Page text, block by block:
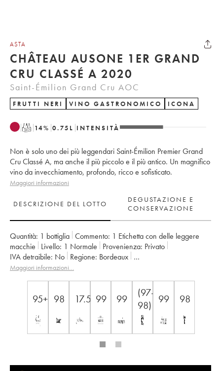
ASTA
CHÂTEAU AUSONE 1ER GRAND
CRU CLASSÉ A 2020
Saint-Émilion Grand Cru AOC
FRUTTI NERI VINO GASTRONOMICO ICONA
T 14% 0.75 L INTENSITÀ
Non è solo uno dei più leggendari Saint-Émilion Premier Grand
Cru Classé A, ma anche il più piccolo e il più antico. Un magnifico
vino da invecchiamento, profondo, ricco e sofisticato.
Maggiori informazioni
DESCRIZIONE DEL LOTTO
DEGUSTAZIONE E
CONSERVAZIONE
Quantità: 1 bottiglia Commento: 1 Etichetta con delle leggere
macchie
Livello: 1 Normale Provenienza:
privato
IVA detraibile:
no Regione:
Bordeaux
Denominazione: Saint-Émilion Grand Cru
Maggiori informazioni…
95+ 98 17.5 99 99
(97-
98)
99 98